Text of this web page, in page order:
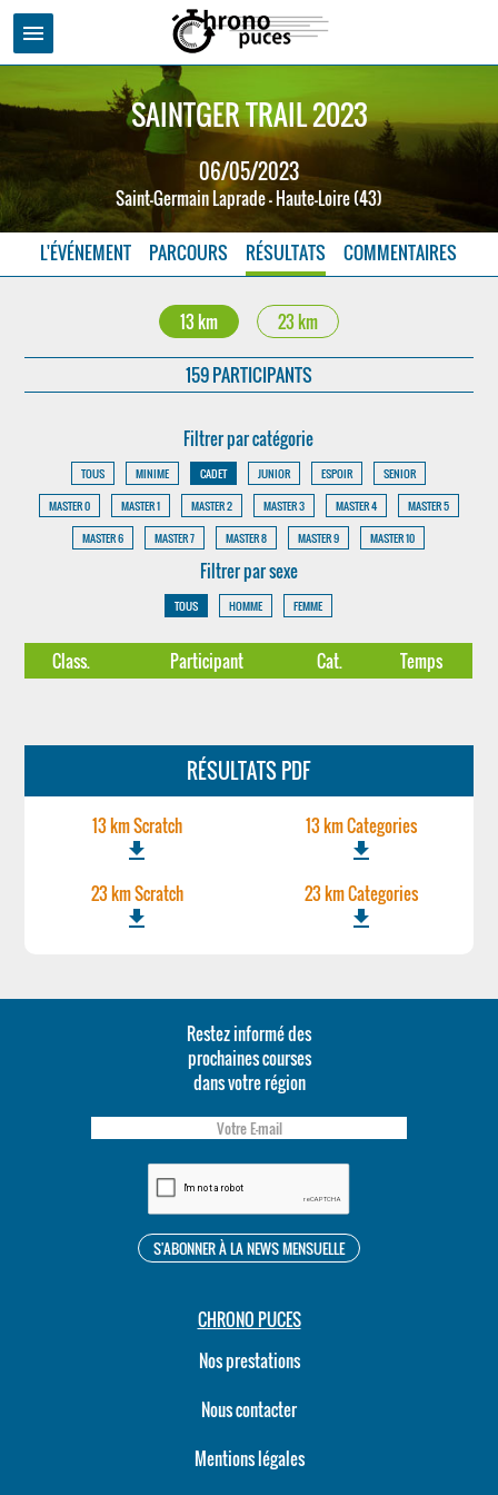
menu
SAINTGER TRAIL 2023
06/05/2023
Saint-Germain Laprade - Haute-Loire (43)
L'ÉVÉNEMENT PARCOURS RÉSULTATS COMMENTAIRES
13 km 23 km
159 PARTICIPANTS
Filtrer par catégorie
TOUS MINIME CADET JUNIOR ESPOIR
SENIOR
MASTER 0
MASTER 1 MASTER 2 MASTER 3 MASTER 4
MASTER 5
MASTER 6
MASTER 7 MASTER 8 MASTER 9 MASTER 10
Filtrer par sexe
TOUS HOMME FEMME
Class. Participant Cat. Temps
RÉSULTATS PDF
13 km Scratch
file_download
13 km Categories
file_download
23 km Scratch
file_download
23 km Categories
file_download
Restez informé des
prochaines courses
dans votre région
CHRONO PUCES
Nos prestations
Nous contacter
Mentions légales